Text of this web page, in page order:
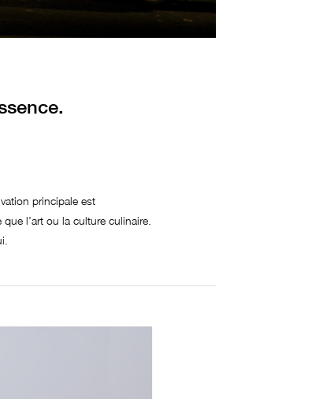
principale est
l’art ou la culture culinaire.